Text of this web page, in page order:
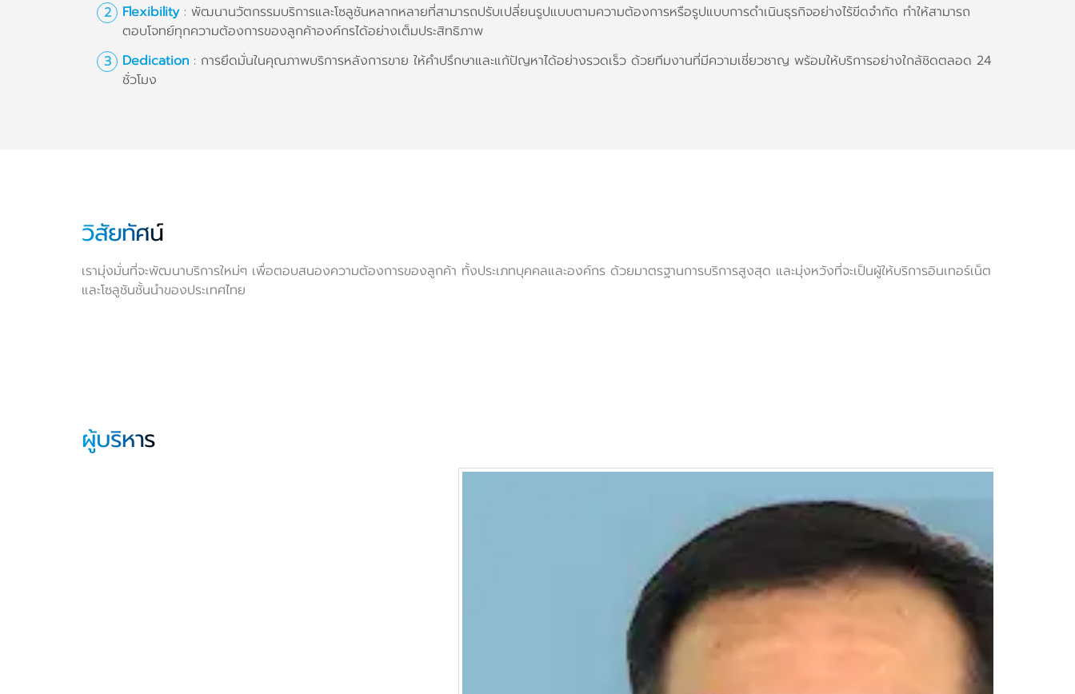
Flexibility: พัฒนานวัตกรรมบริการและโซลูชันหลากหลายที่สามารถปรับเปลี่ยนรูปแบบตามความต้องการหรือรูปแบบการดำเนินธุรกิจอย่างไร้ขีดจำกัด ทำให้สามารถ
ตอบโจทย์ทุกความต้องการของลูกค้าองค์กรได้อย่างเต็มประสิทธิภาพ
Dedication : การยึดมั่นในคุณภาพบริการหลังการขาย ให้คำปรึกษาและแก้ปัญหาได้อย่างรวดเร็ว ด้วยทีมงานที่มีความเชี่ยวชาญ พร้อมให้บริการอย่างใกล้ชิดตลอด 24
ชั่วโมง
วิสัยทัศน์
เรามุ่งมั่นที่จะพัฒนาบริการใหม่ๆ เพื่อตอบสนองความต้องการของลูกค้า ทั้งประเภทบุคคลและองค์กร ด้วยมาตรฐานการบริการสูงสุด และมุ่งหวังที่จะเป็นผู้ให้บริการอินเทอร์เน็ต
และโซลูชันชั้นนำของประเทศไทย
ผู้บริหาร